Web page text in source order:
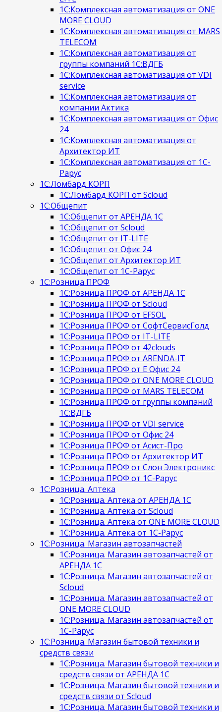
1С:Комплексная автоматизация от ONE
MORE CLOUD
1С:Комплексная автоматизация от MARS
TELECOM
1С:Комплексная автоматизация от
группы компаний 1С:ВДГБ
1С:Комплексная автоматизация от VDI
service
1С:Комплексная автоматизация от
компании Актика
1С:Комплексная автоматизация от Офис
24
1С:Комплексная автоматизация от
Архитектор ИТ
1С:Комплексная автоматизация от 1С-
Рарус
1С:Ломбард КОРП
1С:Ломбард КОРП от Scloud
1С:Общепит
1С:Общепит от АРЕНДА 1С
1С:Общепит от Scloud
1С:Общепит от IT-LITE
1С:Общепит от Офис 24
1С:Общепит от Архитектор ИТ
1С:Общепит от 1С-Рарус
1С:Розница ПРОФ
1С:Розница ПРОФ от АРЕНДА 1С
1С:Розница ПРОФ от Scloud
1С:Розница ПРОФ от EFSOL
1С:Розница ПРОФ от СофтСервисГолд
1С:Розница ПРОФ от IT-LITE
1С:Розница ПРОФ от 42clouds
1С:Розница ПРОФ от ARENDA-IT
1С:Розница ПРОФ от Е Офис 24
1С:Розница ПРОФ от ONE MORE CLOUD
1С:Розница ПРОФ от MARS TELECOM
1С:Розница ПРОФ от группы компаний
1С:ВДГБ
1С:Розница ПРОФ от VDI service
1С:Розница ПРОФ от Офис 24
1С:Розница ПРОФ от Асист-Про
1С:Розница ПРОФ от Архитектор ИТ
1С:Розница ПРОФ от Слон Электроникс
1С:Розница ПРОФ от 1С-Рарус
1С:Розница. Аптека
1С:Розница. Аптека от АРЕНДА 1С
1С:Розница. Аптека от Scloud
1С:Розница. Аптека от ONE MORE CLOUD
1С:Розница. Аптека от 1С-Рарус
1С:Розница. Магазин автозапчастей
1С:Розница. Магазин автозапчастей от
АРЕНДА 1С
1С:Розница. Магазин автозапчастей от
Scloud
1С:Розница. Магазин автозапчастей от
ONE MORE CLOUD
1С:Розница. Магазин автозапчастей от
1С-Рарус
1С:Розница. Магазин бытовой техники и
средств связи
1С:Розница. Магазин бытовой техники и
средств связи от АРЕНДА 1С
1С:Розница. Магазин бытовой техники и
средств связи от Scloud
1С:Розница. Магазин бытовой техники и